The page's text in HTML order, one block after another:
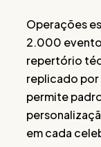
Operações
2.000
repertório
replicado por
permite
em cada